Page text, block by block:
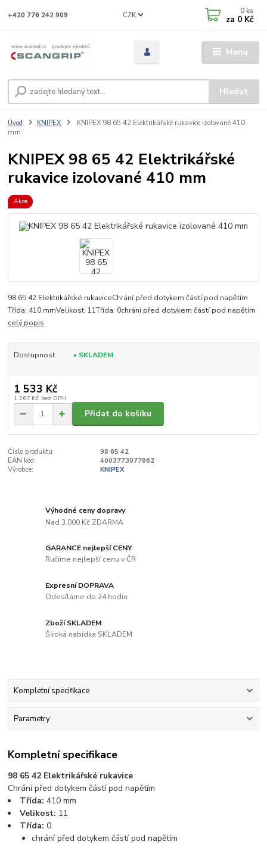
Menu
CZK
Hledat
+420 776 242 909 0 ks
za 0 Kč
Úvod KNIPEX
KNIPEX 98 65 42 Elektrikářské rukavice izolované 410
mm
KNIPEX 98 65 42 Elektrikářské
rukavice izolované 410 mm
Akce
98 65 42 Elektrikářské rukaviceChrání před dotykem částí pod napětím
Třída: 410 mmVelikost: 11Třída: 0chrání před dotykem částí pod napětím
celý popis
Dostupnost • SKLADEM
1 533 Kč
1 267 Kč bez DPH
Přidat do košíku
Číslo produktu:
98 65 42
EAN kód:
4003773077862
Výrobce:
KNIPEX
Výhodné ceny dopravy
Nad 3.000 Kč ZDARMA
GARANCE nejlepší CENY
Ručíme nejlepší cenu v ČR
Expresní DOPRAVA
Odesíláme do 24 hodin
Zboží SKLADEM
Široká nabídka SKLADEM
Kompletní specifikace
Parametry
Kompletní specifikace
98 65 42 Elektrikářské rukavice
Chrání před dotykem částí pod napětím
Třída:410 mm
Velikost: 11
Třída:0
chrání před dotykem částí pod napětím